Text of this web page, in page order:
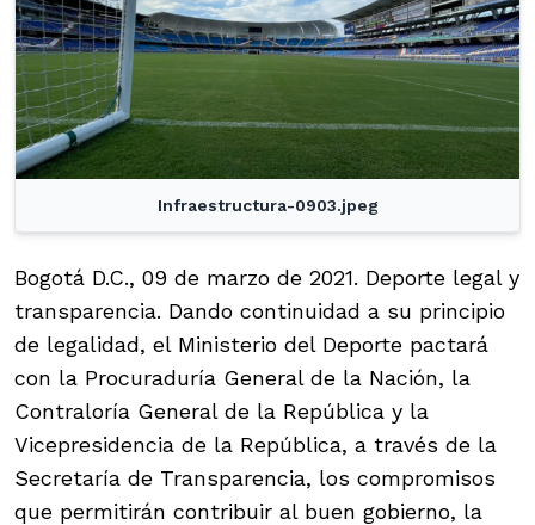
Infraestructura-0903.jpeg
Bogotá D.C., 09 de marzo de 2021. Deporte legal y
transparencia. Dando continuidad a su principio
de legalidad, el Ministerio del Deporte pactará
con la Procuraduría General de la Nación, la
Contraloría General de la República y la
Vicepresidencia de la República, a través de la
Secretaría de Transparencia, los compromisos
que permitirán contribuir al buen gobierno, la